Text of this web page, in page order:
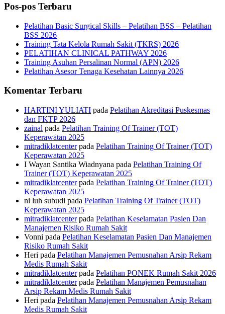
Pos-pos Terbaru
Pelatihan Basic Surgical Skills – Pelatihan BSS – Pelatihan
BSS 2026
Training Tata Kelola Rumah Sakit (TKRS) 2026
PELATIHAN CLINICAL PATHWAY 2026
Training Asuhan Persalinan Normal (APN) 2026
Pelatihan Asesor Tenaga Kesehatan Lainnya 2026
Komentar Terbaru
HARTINI YULIATI pada Pelatihan Akreditasi Puskesmas
dan FKTP 2026
zainal pada Pelatihan Training Of Trainer (TOT)
Keperawatan 2025
mitradiklatcenterpada Pelatihan Training Of Trainer (TOT)
Keperawatan 2025
I Wayan Santika Wiadnyana pada Pelatihan Training Of
Trainer (TOT) Keperawatan 2025
mitradiklatcenterpada Pelatihan Training Of Trainer (TOT)
Keperawatan 2025
ni luh subudi pada Pelatihan Training Of Trainer (TOT)
Keperawatan 2025
mitradiklatcenterpada Pelatihan Keselamatan Pasien Dan
Manajemen Risiko Rumah Sakit
Vonni pada Pelatihan Keselamatan Pasien Dan Manajemen
Risiko Rumah Sakit
Heri pada Pelatihan Manajemen Pemusnahan Arsip Rekam
Medis Rumah Sakit
mitradiklatcenterpada Pelatihan PONEK Rumah Sakit 2026
mitradiklatcenterpada Pelatihan Manajemen Pemusnahan
Arsip Rekam Medis Rumah Sakit
Heri pada Pelatihan Manajemen Pemusnahan Arsip Rekam
Medis Rumah Sakit